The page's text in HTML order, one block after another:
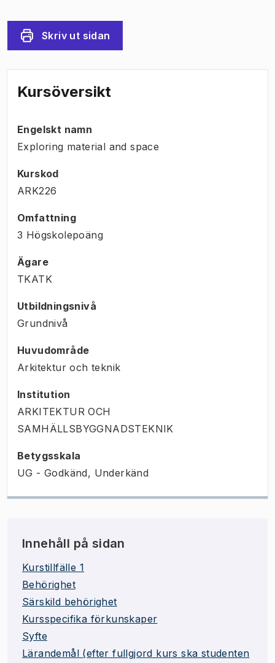
Skriv ut sidan
Kursöversikt
Engelskt namn
Exploring material and space
Kurskod
ARK226
Omfattning
3 Högskolepoäng
Ägare
TKATK
Utbildningsnivå
Grundnivå
Huvudområde
Arkitektur och teknik
Institution
ARKITEKTUR OCH
SAMHÄLLSBYGGNADSTEKNIK
Betygsskala
UG - Godkänd, Underkänd
Innehåll på sidan
Kurstillfälle 1
Behörighet
Särskild behörighet
Kursspecifika förkunskaper
Syfte
Lärandemål (efter fullgjord kurs ska studenten